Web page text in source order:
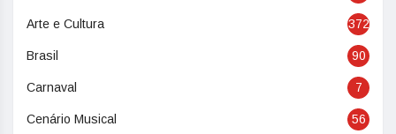
Arte e Cultura 372
Brasil 90
Carnaval 7
Cenário Musical 56